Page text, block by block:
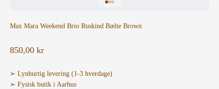
Max Mara Weekend Brio Ruskind Bælte Brown
Salgspris
850,00 kr
➢ Lynhurtig levering (1-3 hverdage)
➢ Fysisk butik i Aarhus